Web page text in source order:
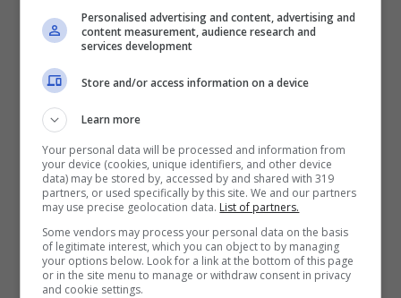
Il calcio d’inizio del torneo mondiale verrà
dato allo stadio Al Bayt di Al Khor mentre
la finalissima è in programma domenica 18
dicembre al Lusail Stadium, nell’omonima
città. Sono due le ore di differenza tra il
Qatar e l’Italia, ma ciò non pregiudicherà il
seguito nel nostro Paese delle gare nella
nostra Nazionale (in caso di qualificazione,
ovviamente). In Qatar si giocherà alle
Personalised advertising and content, advertising and
content measurement, audience research and
services development
Store and/or access information on a device
Learn more
Your personal data will be processed and information from
your device (cookies, unique identifiers, and other device
data) may be stored by, accessed by and shared with 319
partners, or used specifically by this site. We and our partners
may use precise geolocation data. List of partners.
Some vendors may process your personal data on the basis
of legitimate interest, which you can object to by managing
your options below. Look for a link at the bottom of this page
or in the site menu to manage or withdraw consent in privacy
and cookie settings.